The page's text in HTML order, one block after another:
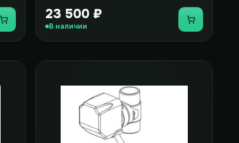
Купить
оборудование дл..
23 500 ₽
В наличии Купить